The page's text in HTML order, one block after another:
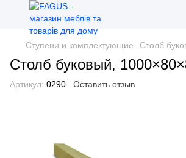
Ступени и комплектующие Столб
Столб буковый,
Артикул: 0290 Оставить отзыв